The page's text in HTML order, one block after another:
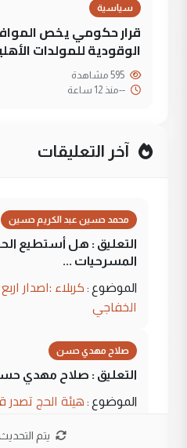
سياسية
قرار حكومي يخص
الوقودية للمولدات
--منذ 12 ساعة
آخر التعليقات
محمد حسين عبد الكريم حسين
التعليق : هل أستطيع
المسرحيات ...
الموضوع : كربلاء :اصدار
الخفاجي
صلاح مهدي حسن
التعليق : صلاح مهدي
الموضوع : هيئة الحج
يتم